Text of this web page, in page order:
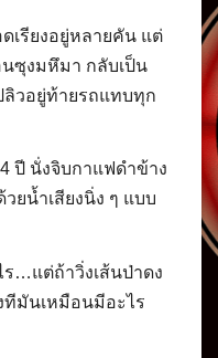
เรียงอยู่หลายคัน แต่
ซุงมหึมา กลับเป็น
วอยู่ท้ายรถแทบทุก
ปี นั่งจิบกาแฟดำข้าง
วยน้ำเสียงนิ่ง ๆ แบบ
ร…แต่ถ้าวิ่งเส้นป่าดง
ทีมันเหมือนมีอะไร